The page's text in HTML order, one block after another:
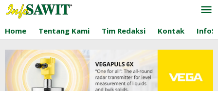
Lewati
ke
konten
Home Tentang Kami Tim Redaksi Kontak